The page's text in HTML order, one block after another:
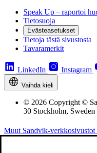
Speak Up – raportoi
Tietosuoja
Evästeasetukset
Tietoja tästä sivustosta
Tavaramerkit
LinkedIn Instagram
Vaihda kieli
© 2026 Copyright ©
30 Stockholm,
Muut Sandvik-verkkosivustot